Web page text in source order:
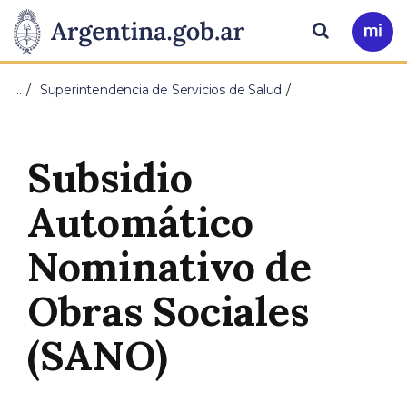
Presidencia
de
Nación
Pasar al contenido principal
Ir
a
Buscar
… Superintendencia de Servicios de Salud
Subsidio
Automático
Nominativo de
Obras Sociales
(SANO)